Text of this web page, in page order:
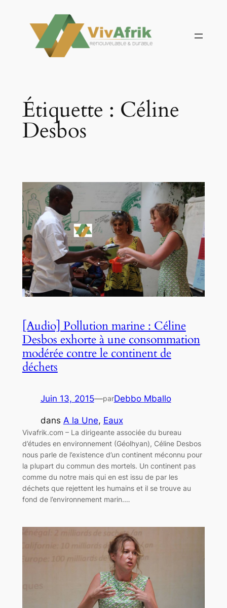
contenu
Étiquette : Céline
Desbos
[Audio] Pollution marine : Céline
Desbos exhorte à une consommation
modérée contre le continent de
déchets
Juin 13, 2015—parDebbo Mballo
dans A la Une, Eaux
Vivafrik.com – La dirigeante associée du bureau
d’études en environnement (Géolhyan), Céline Desbos
nous parle de l’existence d’un continent méconnu pour
la plupart du commun des mortels. Un continent pas
comme du notre mais qui en est issu de par les
déchets que rejettent les humains et il se trouve au
fond de l’environnement marin.…